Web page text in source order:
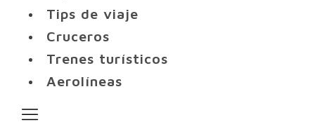
Tips de viaje
Cruceros
Trenes turísticos
Aerolíneas